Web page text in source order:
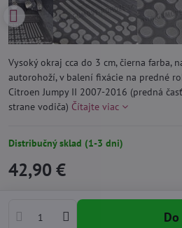
Vysoký okraj cca do 3 cm, čierna farba,
autorohoží, v balení fixácie na predné
Citroen Jumpy II 2007-2016 (predná
strane vodiča) Čítajte viac
Distribučný sklad (1-3 dni)
42,90 €